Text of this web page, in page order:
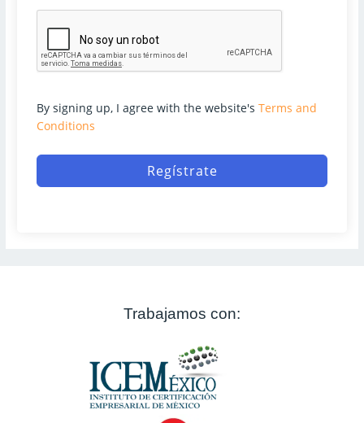
By signing up, I agree with the website'sTerms and
Conditions
Regístrate
Trabajamos con: